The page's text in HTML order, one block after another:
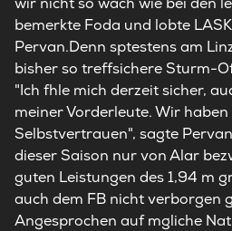
bemerkte Foda und lobte
Pervan.Denn sptestens am
bisher so treffsichere Sturm-
"Ich fhle mich derzeit sicher,
meiner Vorderleute. Wir
Selbstvertrauen", sagte
dieser Saison nur von Alar
guten Leistungen des 1,94 m
auch dem FB nicht verborgen
Angesprochen auf mgliche